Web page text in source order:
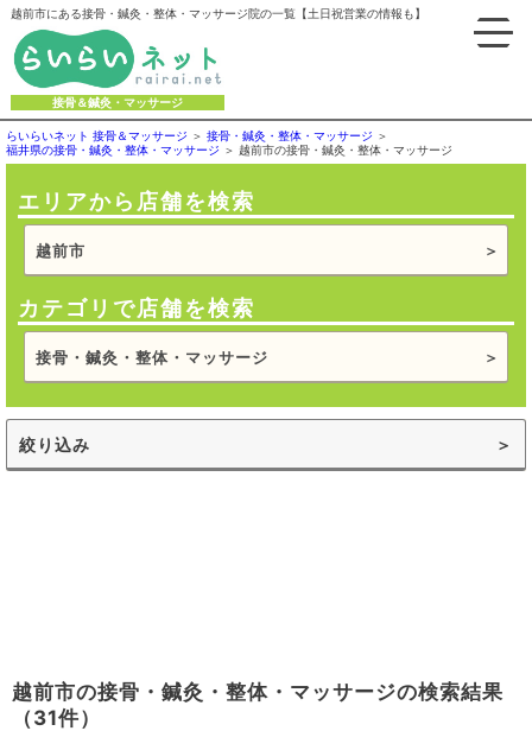
越前市にある接骨・鍼灸・整体・マッサージ院の一覧【土日祝営業の情報も】
接骨＆鍼灸・マッサージ
らいらいネット 接骨＆マッサージ
接骨・鍼灸・整体・マッサージ
福井県の接骨・鍼灸・整体・マッサージ
越前市の接骨・鍼灸・整体・マッサージ
エリアから店舗を検索
越前市
カテゴリで店舗を検索
接骨・鍼灸・整体・マッサージ
絞り込み
越前市の接骨・鍼灸・整体・マッサージの検索結果
（31件）